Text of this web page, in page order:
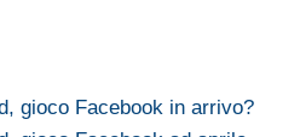
gioco Facebook in arrivo?